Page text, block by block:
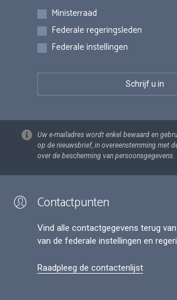
Inschrijvingen
Ministerraad
Federale regeringsleden
Federale instellingen
Uw e-mailadres wordt enkel bewaard en
op de nieuwsbrief, in overeenstemming met
over de bescherming van persoonsgegevens.
Contactpunten
Vind alle contactgegevens terug
van de federale instellingen en
Raadpleeg de contactenlijst